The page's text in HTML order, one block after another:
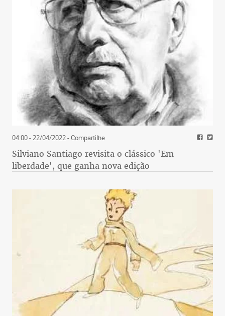
04:00 - 22/04/2022- Compartilhe
Silviano Santiago revisita o clássico 'Em
liberdade', que ganha nova edição